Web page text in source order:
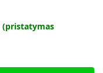
(pristatymas